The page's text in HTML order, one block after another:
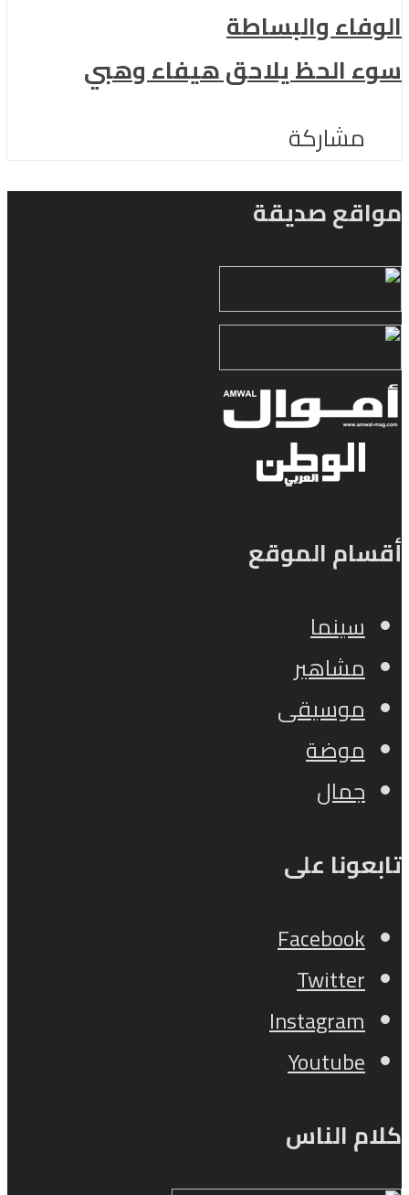
الوفاء والبساطة
سوء الحظ يلاحق هيفاء وهبي
مشاركة
مواقع صديقة
أقسام الموقع
سينما
مشاهير
موسيقى
موضة
جمال
تابعونا على
Facebook
Twitter
Instagram
Youtube
كلام الناس